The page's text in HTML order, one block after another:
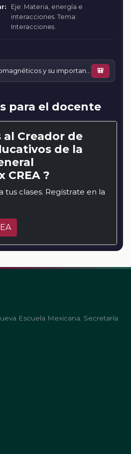
Eje: Materia, energía e
interacciones. Tema:
Interacciones.
Fenómenos electromagnéticos y su importancia 🎒
para el docente
al Creador de
de la
CREA ?
tus clases. Regístrate en la
Escuela Mexicana. Secretaría